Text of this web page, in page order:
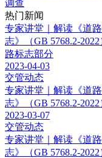
调查
热门新闻
专家讲堂｜解读《道
志》（GB 5768.2-
路标志部分
2023-04-03
交管动态
专家讲堂｜解读《道
志》（GB 5768.2-
2023-03-07
交管动态
专家讲堂｜解读《道
志》（GB 5768.2-